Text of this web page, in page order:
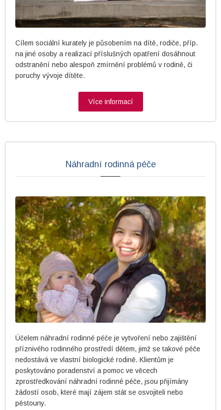
Cílem sociální kurately je působením na dítě, rodiče, příp.
na jiné osoby a realizací příslušných opatření dosáhnout
odstranění nebo alespoň zmírnění problémů v rodině, či
poruchy vývoje dítěte.
Více informací
Náhradní rodinná péče
Účelem náhradní rodinné péče je vytvoření nebo zajištění
příznivého rodinného prostředí dětem, jimž se takové péče
nedostává ve vlastní biologické rodině. Klientům je
poskytováno poradenství a pomoc ve věcech
zprostředkování náhradní rodinné péče, jsou přijímány
žádostí osob, které mají zájem stát se osvojiteli nebo
pěstouny.